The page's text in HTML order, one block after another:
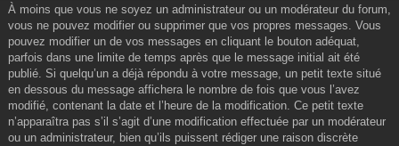
À moins que vous ne soyez un administrateur ou un modérateur du forum,
vous ne pouvez modifier ou supprimer que vos propres messages. Vous
pouvez modifier un de vos messages en cliquant le bouton adéquat,
parfois dans une limite de temps après que le message initial ait été
publié. Si quelqu’un a déjà répondu à votre message, un petit texte situé
en dessous du message affichera le nombre de fois que vous l’avez
modifié, contenant la date et l’heure de la modification. Ce petit texte
n’apparaîtra pas s’il s’agit d’une modification effectuée par un modérateur
ou un administrateur, bien qu’ils puissent rédiger une raison discrète